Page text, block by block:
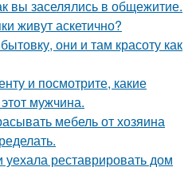
вы заселялись в общежитие.
живут аскетично?
они и там красоту как
и посмотрите, какие
мужчина.
мебель от хозяина
реставрировать дом